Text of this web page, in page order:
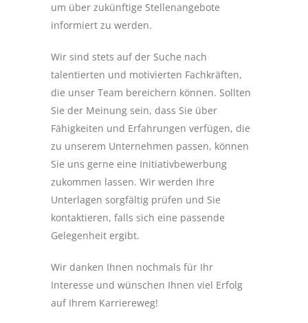
um über zukünftige Stellenangebote
informiert zu werden.
Wir sind stets auf der Suche nach
talentierten und motivierten Fachkräften,
die unser Team bereichern können. Sollten
Sie der Meinung sein, dass Sie über
Fähigkeiten und Erfahrungen verfügen, die
zu unserem Unternehmen passen, können
Sie uns gerne eine Initiativbewerbung
zukommen lassen. Wir werden Ihre
Unterlagen sorgfältig prüfen und Sie
kontaktieren, falls sich eine passende
Gelegenheit ergibt.
Wir danken Ihnen nochmals für Ihr
Interesse und wünschen Ihnen viel Erfolg
auf Ihrem Karriereweg!